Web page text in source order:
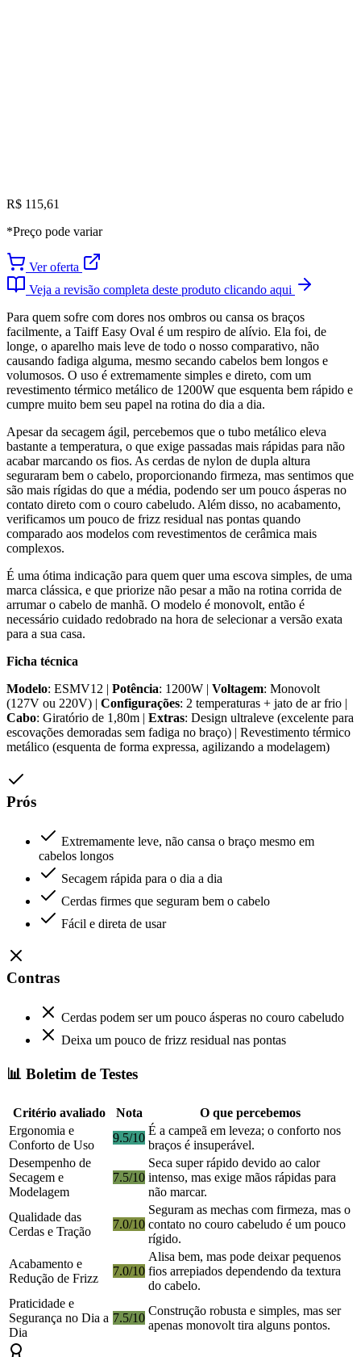
R$ 115,61
*Preço pode variar
Ver oferta
Veja a revisão completa deste produto clicando aqui
Para quem sofre com dores nos ombros ou cansa os braços
facilmente, a Taiff Easy Oval é um respiro de alívio. Ela foi, de
longe, o aparelho mais leve de todo o nosso comparativo, não
causando fadiga alguma, mesmo secando cabelos bem longos e
volumosos. O uso é extremamente simples e direto, com um
revestimento térmico metálico de 1200W que esquenta bem rápido e
cumpre muito bem seu papel na rotina do dia a dia.
Apesar da secagem ágil, percebemos que o tubo metálico eleva
bastante a temperatura, o que exige passadas mais rápidas para não
acabar marcando os fios. As cerdas de nylon de dupla altura
seguraram bem o cabelo, proporcionando firmeza, mas sentimos que
são mais rígidas do que a média, podendo ser um pouco ásperas no
contato direto com o couro cabeludo. Além disso, no acabamento,
verificamos um pouco de frizz residual nas pontas quando
comparado aos modelos com revestimentos de cerâmica mais
complexos.
É uma ótima indicação para quem quer uma escova simples, de uma
marca clássica, e que priorize não pesar a mão na rotina corrida de
arrumar o cabelo de manhã. O modelo é monovolt, então é
necessário cuidado redobrado na hora de selecionar a versão exata
para a sua casa.
Ficha técnica
Modelo: ESMV12 | Potência: 1200W | Voltagem: Monovolt
(127V ou 220V) | Configurações: 2 temperaturas + jato de ar frio |
Cabo: Giratório de 1,80m | Extras: Design ultraleve (excelente para
escovações demoradas sem fadiga no braço) | Revestimento térmico
metálico (esquenta de forma expressa, agilizando a modelagem)
Prós
Extremamente leve, não cansa o braço mesmo em
cabelos longos
Secagem rápida para o dia a dia
Cerdas firmes que seguram bem o cabelo
Fácil e direta de usar
Contras
Cerdas podem ser um pouco ásperas no couro cabeludo
Deixa um pouco de frizz residual nas pontas
📊 Boletim de Testes
Critério avaliado Nota
O que percebemos
Ergonomia e
Conforto de Uso
9.5/10
É a campeã em leveza; o conforto nos
braços é insuperável.
Desempenho de
Secagem e
Modelagem
7.5/10
Seca super rápido devido ao calor
intenso, mas exige mãos rápidas para
não marcar.
Qualidade das
Cerdas e Tração
7.0/10
Seguram as mechas com firmeza, mas o
contato no couro cabeludo é um pouco
rígido.
Acabamento e
Redução de Frizz
7.0/10
Alisa bem, mas pode deixar pequenos
fios arrepiados dependendo da textura
do cabelo.
Praticidade e
Segurança no Dia a
Dia
7.5/10
Construção robusta e simples, mas ser
apenas monovolt tira alguns pontos.